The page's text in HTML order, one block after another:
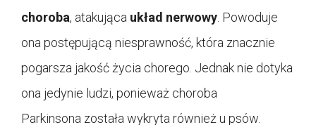
choroba, atakująca układ nerwowy . Powoduje
ona postępującą niesprawność, która znacznie
pogarsza jakość życia chorego. Jednak nie dotyka
ona jedynie ludzi, ponieważ choroba
Parkinsona została wykryta również u psów.